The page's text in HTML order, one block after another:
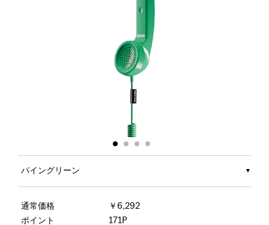
パイングリーン
通常価格
￥6,292
ポイント
171P